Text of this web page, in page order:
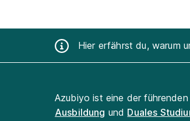
Hier erfährst du, warum
Azubiyo ist eine der
Ausbildung und Duales